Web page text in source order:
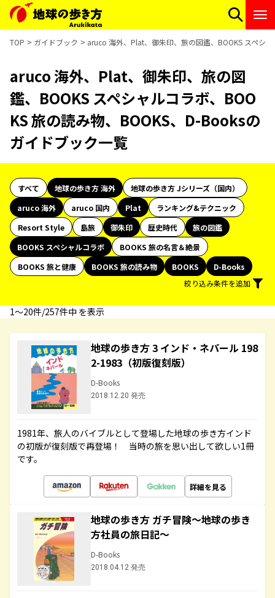
TOP ガイドブック aruco 海外、Plat、御朱印、旅の図鑑、BOOKS スペシ
aruco 海外、Plat、御朱印、旅の図
鑑、BOOKS スペシャルコラボ、BOO
KS 旅の読み物、BOOKS、D-Booksの
ガイドブック一覧
すべて 地球の歩き方 海外
地球の歩き方 Jシリーズ（国内）
aruco 海外
aruco 国内 Plat
ランキング&テクニック
Resort Style
島旅 御朱印 歴史時代
旅の図鑑
BOOKS スペシャルコラボ
BOOKS 旅の名言＆絶景
BOOKS 旅と健康
BOOKS 旅の読み物 BOOKS
D-Books
絞り込み条件を追加
1〜20件/257件中 を表示
地球の歩き方 3 インド・ネパール 198
2-1983（初版復刻版）
D-Books
2018.12.20 発売
1981年、旅人のバイブルとして登場した地球の歩き方インド
の初版が復刻版で再登場！ 当時の旅を思い出して欲しい1冊
です。
詳細を見る
地球の歩き方 ガチ冒険～地球の歩き
方社員の旅日記～
D-Books
2018.04.12 発売